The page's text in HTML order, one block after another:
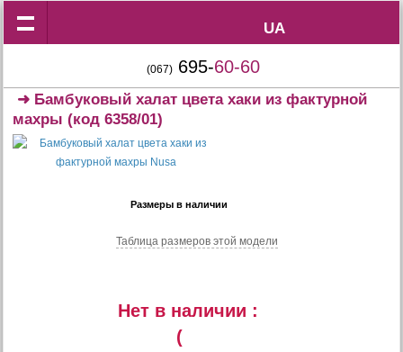
UA
UA
(067) 695-60-60
➜ Бамбуковый халат цвета хаки из фактурной
махры (код 6358/01)
Размеры в наличии
Таблица размеров этой модели
Нет в наличии :
(